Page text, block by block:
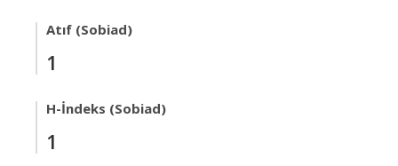
Atıf (Sobiad)
1
H-İndeks (Sobiad)
1